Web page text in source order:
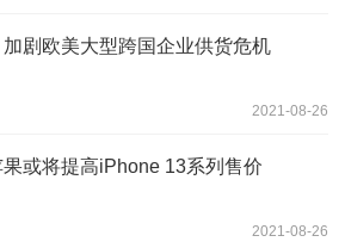
剧欧美大型跨国企业供货危机
2021-08-26
或将提高iPhone 13系列售价
2021-08-26